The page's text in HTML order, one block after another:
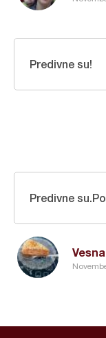
Predivne su!
Predivne